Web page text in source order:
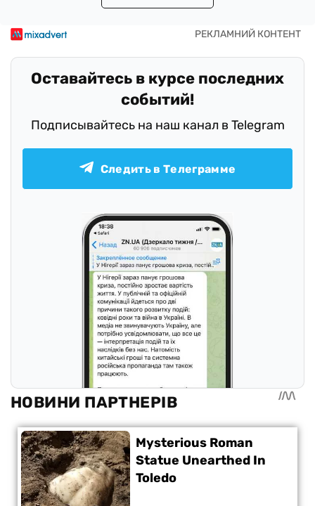
Оставайтесь в курсе последних
событий!
Подписывайтесь на наш канал в Telegram
Следить в Телеграмме